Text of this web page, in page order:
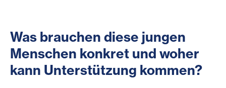
Was brauchen diese jungen
Menschen konkret und woher
kann Unterstützung kommen?